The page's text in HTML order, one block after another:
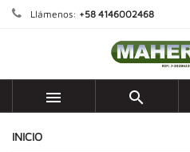
Llámenos: +58 4146002468
 
INICIO